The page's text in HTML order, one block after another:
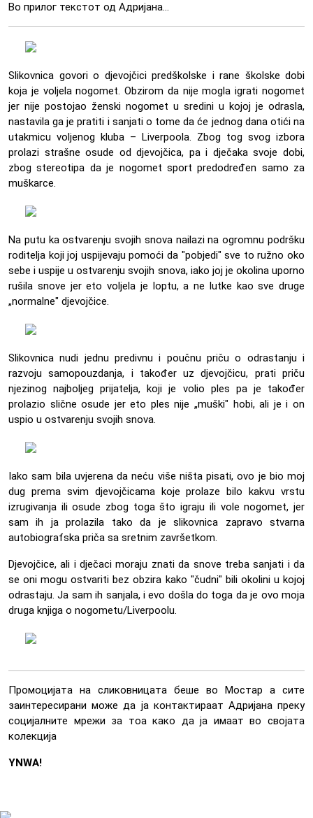
Во прилог текстот од Адријана...
Slikovnica govori o djevojčici predškolske i rane školske dobi
koja je voljela nogomet. Obzirom da nije mogla igrati nogomet
jer nije postojao ženski nogomet u sredini u kojoj je odrasla,
nastavila ga je pratiti i sanjati o tome da će jednog dana otići na
utakmicu voljenog kluba – Liverpoola. Zbog tog svog izbora
prolazi strašne osude od djevojčica, pa i dječaka svoje dobi,
zbog stereotipa da je nogomet sport predodređen samo za
muškarce.
Na putu ka ostvarenju svojih snova nailazi na ogromnu podršku
roditelja koji joj uspijevaju pomoći da "pobjedi" sve to ružno oko
sebe i uspije u ostvarenju svojih snova, iako joj je okolina uporno
rušila snove jer eto voljela je loptu, a ne lutke kao sve druge
„normalne" djevojčice.
Slikovnica nudi jednu predivnu i poučnu priču o odrastanju i
razvoju samopouzdanja, i također uz djevojčicu, prati priču
njezinog najboljeg prijatelja, koji je volio ples pa je također
prolazio slične osude jer eto ples nije „muški" hobi, ali je i on
uspio u ostvarenju svojih snova.
Iako sam bila uvjerena da neću više ništa pisati, ovo je bio moj
dug prema svim djevojčicama koje prolaze bilo kakvu vrstu
izrugivanja ili osude zbog toga što igraju ili vole nogomet, jer
sam ih ja prolazila tako da je slikovnica zapravo stvarna
autobiografska priča sa sretnim završetkom.
Djevojčice, ali i dječaci moraju znati da snove treba sanjati i da
se oni mogu ostvariti bez obzira kako "čudni" bili okolini u kojoj
odrastaju. Ja sam ih sanjala, i evo došla do toga da je ovo moja
druga knjiga o nogometu/Liverpoolu.
Промоцијата на сликовницата беше во Мостар а сите
заинтересирани може да ја контактираат Адријана преку
социјалните мрежи за тоа како да ја имаат во својата
колекција
YNWA!